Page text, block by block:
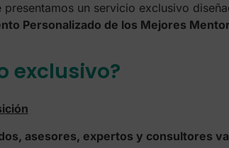
presentamos un servicio exclusivo
Personalizado de los Mejores
exclusivo?
asesores, expertos y consultores